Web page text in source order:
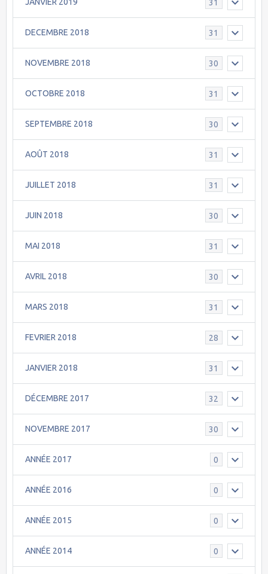
31
DECEMBRE 2018 31
NOVEMBRE 2018 30
OCTOBRE 2018 31
SEPTEMBRE 2018 30
AOÛT 2018 31
JUILLET 2018 31
JUIN 2018 30
MAI 2018 31
AVRIL 2018 30
MARS 2018 31
FEVRIER 2018 28
JANVIER 2018 31
DÉCEMBRE 2017 32
NOVEMBRE 2017 30
ANNÉE 2017 0
ANNÉE 2016 0
ANNÉE 2015 0
ANNÉE 2014 0